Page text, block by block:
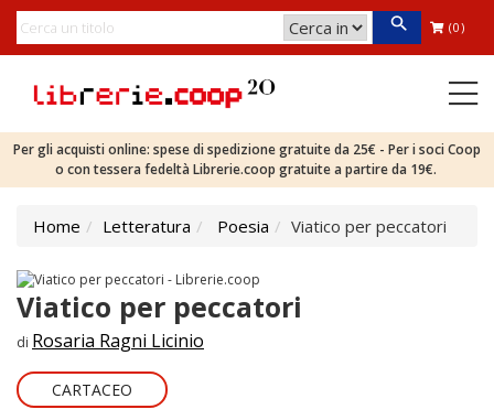
(0)
Per gli acquisti online: spese di spedizione gratuite da 25€ - Per i soci Coop
o con tessera fedeltà Librerie.coop gratuite a partire da 19€.
Home Letteratura Poesia Viatico per peccatori
Viatico per peccatori
di Rosaria Ragni Licinio
CARTACEO